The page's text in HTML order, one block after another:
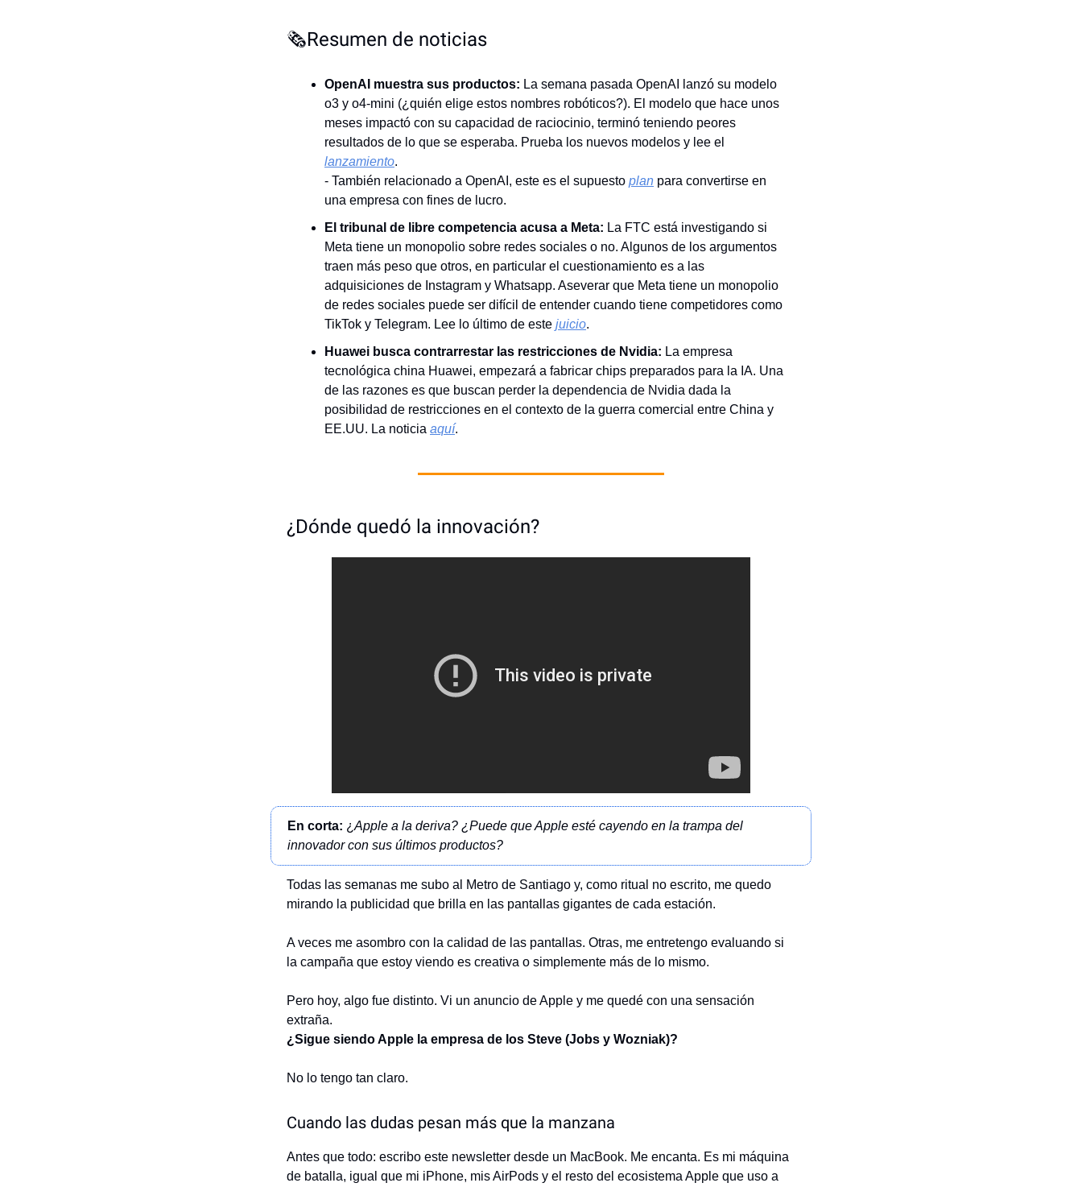
🗞️Resumen de noticias
OpenAI muestra sus productos: La semana pasada OpenAI lanzó su modelo
o3 y o4-mini (¿quién elige estos nombres robóticos?). El modelo que hace unos
meses impactó con su capacidad de raciocinio, terminó teniendo peores
resultados de lo que se esperaba. Prueba los nuevos modelos y lee el
lanzamiento.
- También relacionado a OpenAI, este es el supuesto plan para convertirse en
una empresa con fines de lucro.
El tribunal de libre competencia acusa a Meta: La FTC está investigando si
Meta tiene un monopolio sobre redes sociales o no. Algunos de los argumentos
traen más peso que otros, en particular el cuestionamiento es a las
adquisiciones de Instagram y Whatsapp. Aseverar que Meta tiene un monopolio
de redes sociales puede ser difícil de entender cuando tiene competidores como
TikTok y Telegram. Lee lo último de este juicio.
Huawei busca contrarrestar las restricciones de Nvidia: La empresa
tecnológica china Huawei, empezará a fabricar chips preparados para la IA. Una
de las razones es que buscan perder la dependencia de Nvidia dada la
posibilidad de restricciones en el contexto de la guerra comercial entre China y
EE.UU. La noticia aquí.
¿Dónde quedó la innovación?
En corta: ¿ Apple a la deriva? ¿Puede que Apple esté cayendo en la trampa del
innovador con sus últimos productos?
Todas las semanas me subo al Metro de Santiago y, como ritual no escrito, me quedo
mirando la publicidad que brilla en las pantallas gigantes de cada estación.
A veces me asombro con la calidad de las pantallas. Otras, me entretengo evaluando si
la campaña que estoy viendo es creativa o simplemente más de lo mismo.
Pero hoy, algo fue distinto. Vi un anuncio de Apple y me quedé con una sensación
extraña.
¿Sigue siendo Apple la empresa de los Steve (Jobs y Wozniak)?
No lo tengo tan claro.
Cuando las dudas pesan más que la manzana
Antes que todo: escribo este newsletter desde un MacBook. Me encanta. Es mi máquina
de batalla, igual que mi iPhone, mis AirPods y el resto del ecosistema Apple que uso a